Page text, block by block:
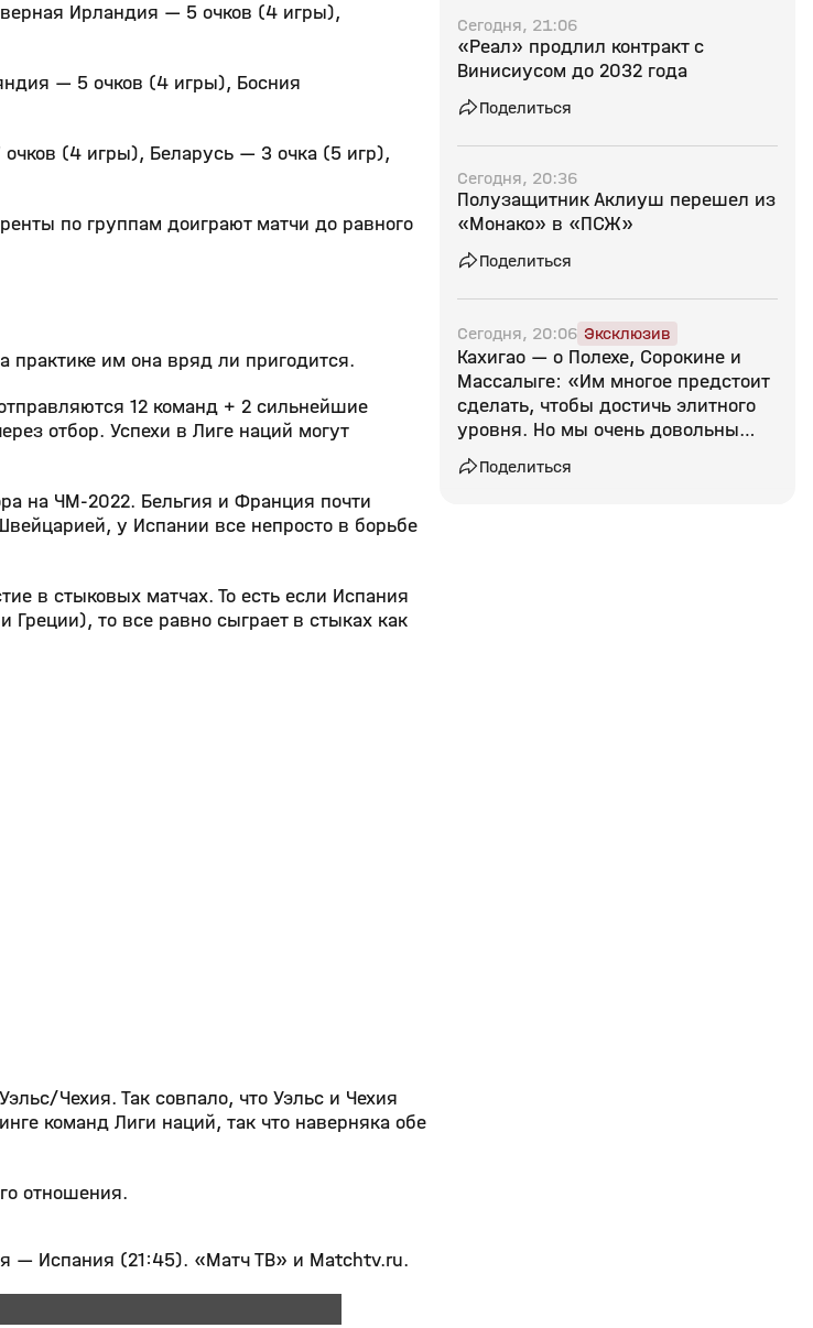
Ирландия — 5 очков (4 игры),
— 5 очков (4 игры), Босния
(4 игры), Беларусь — 3 очка (5 игр),
по группам доиграют матчи до равного
практике им она вряд ли пригодится.
12 команд + 2 сильнейшие
отбор. Успехи в Лиге наций могут
на ЧМ-2022. Бельгия и Франция почти
у Испании все непросто в борьбе
в стыковых матчах. То есть если Испания
то все равно сыграет в стыках как
Чехия. Так совпало, что Уэльс и Чехия
команд Лиги наций, так что наверняка обе
отношения.
— Испания (21:45). «Матч ТВ» и Matchtv.ru.
Сегодня, 21:06
«Реал» продлил контракт с
Винисиусом до 2032 года
Поделиться
Сегодня, 20:36
Полузащитник Аклиуш перешел из
«Монако» в «ПСЖ»
Поделиться
Сегодня, 20:06 Эксклюзив
Кахигао — о Полехе, Сорокине и
Массалыге: «Им многое предстоит
сделать, чтобы достичь элитного
уровня. Но мы очень довольны
ими»
Поделиться